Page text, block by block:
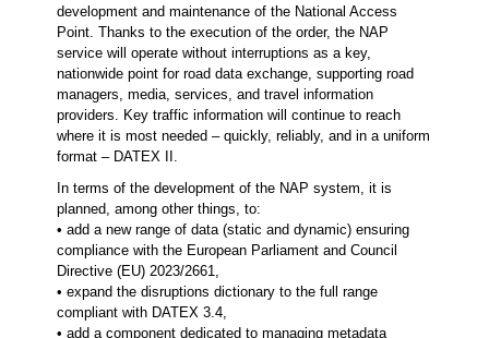
development and maintenance of the National Access
Point. Thanks to the execution of the order, the NAP
service will operate without interruptions as a key,
nationwide point for road data exchange, supporting road
managers, media, services, and travel information
providers. Key traffic information will continue to reach
where it is most needed – quickly, reliably, and in a uniform
format – DATEX II.
In terms of the development of the NAP system, it is
planned, among other things, to:
• add a new range of data (static and dynamic) ensuring
compliance with the European Parliament and Council
Directive (EU) 2023/2661,
• expand the disruptions dictionary to the full range
compliant with DATEX 3.4,
• add a component dedicated to managing metadata